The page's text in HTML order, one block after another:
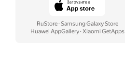
RuStore· Samsung Galaxy Store
Huawei AppGallery· Xiaomi GetApps